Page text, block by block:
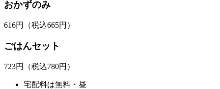
おかずのみ
616円 （税込665円）
ごはんセット
723円 （税込780円）
宅配料は無料・昼